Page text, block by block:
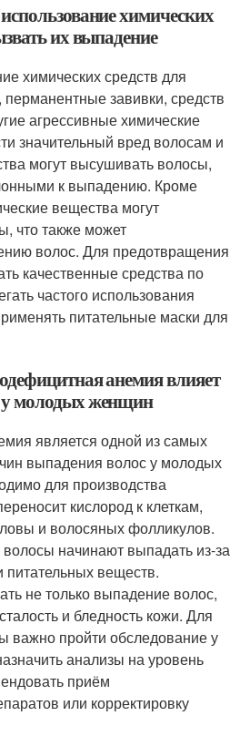
химических
их выпадение
химических средств для
перманентные завивки, средств
агрессивные химические
значительный вред волосам и
могут высушивать волосы,
к выпадению. Кроме
вещества могут
что также может
волос. Для предотвращения
качественные средства по
частого использования
питательные маски для
анемия влияет
у молодых женщин
является одной из самых
выпадения волос у молодых
для производства
кислород к клеткам,
и волосяных фолликулов.
начинают выпадать из-за
питательных веществ.
не только выпадение волос,
и бледность кожи. Для
важно пройти обследование у
анализы на уровень
приём
или корректировку